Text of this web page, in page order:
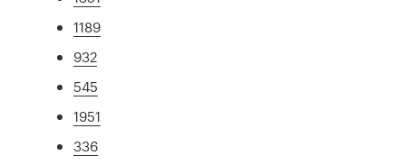
1189
932
545
1951
336